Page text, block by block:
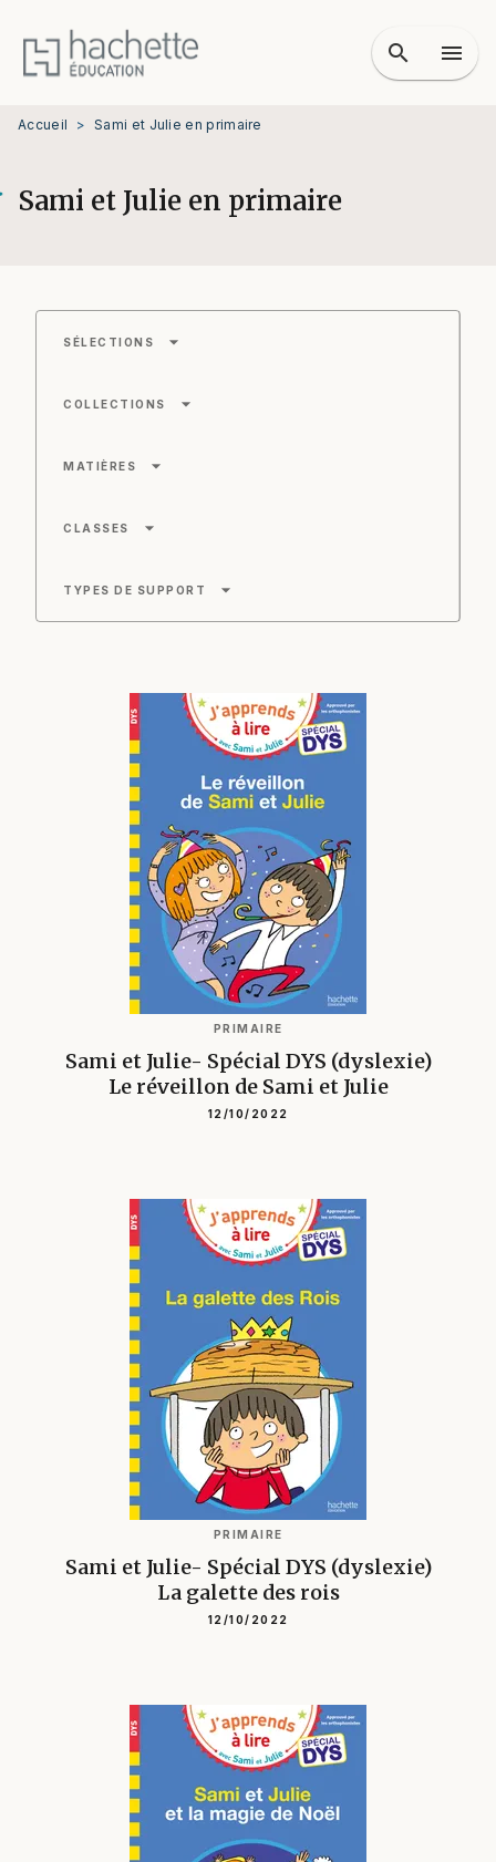
MENU RECHERCHE
PIED DE PAGE
search menu
Accueil > Sami et Julie en primaire
Sami et Julie en primaire
SÉLECTIONS arrow_drop_down
COLLECTIONS arrow_drop_down
MATIÈRES arrow_drop_down
CLASSES arrow_drop_down
TYPES DE SUPPORT arrow_drop_down
PRIMAIRE
Sami et Julie- Spécial DYS (dyslexie)
Le réveillon de Sami et Julie
12/10/2022
PRIMAIRE
Sami et Julie- Spécial DYS (dyslexie)
La galette des rois
12/10/2022